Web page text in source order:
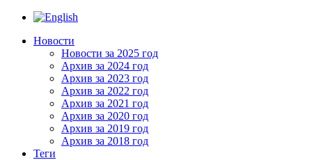
Новости
Новости за 2025 год
Архив за 2024 год
Архив за 2023 год
Архив за 2022 год
Архив за 2021 год
Архив за 2020 год
Архив за 2019 год
Архив за 2018 год
Теги